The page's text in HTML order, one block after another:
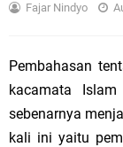
Fajar Nindyo
Pembahasan
kacamata
sebenarnya
kali ini yaitu